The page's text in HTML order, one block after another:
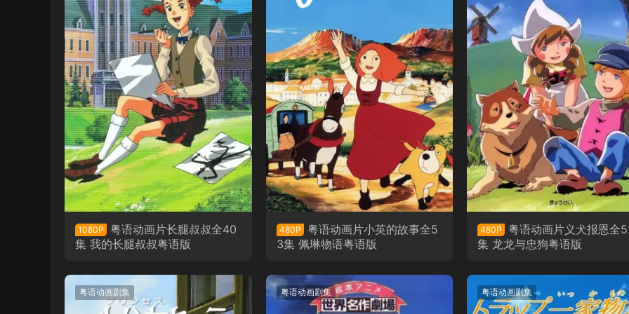
1080P
粤语动画片长腿叔叔全40
集 我的长腿叔叔粤语版
480P
粤语动画片小英的故事全5
3集 佩琳物语粤语版
480P
粤语动画片义犬报恩全
集 龙龙与忠狗粤语版
粤语动画剧集 粤语动画剧集 粤语动画剧集